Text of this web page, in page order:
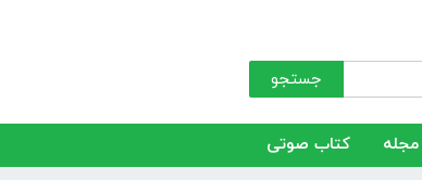
جستجو
مجله کتاب صوتی